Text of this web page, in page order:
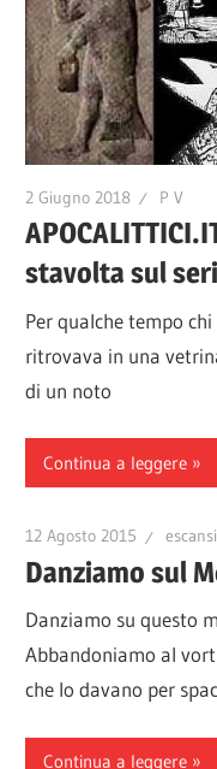
2 Giugno 2018 P V
stavolta sul
Per qualche tempo
ritrovava in una
di un noto
Continua a leggere
12 Agosto 2015
Danziamo sul
Danziamo su questo
Abbandoniamo al
che lo davano per
Continua a leggere